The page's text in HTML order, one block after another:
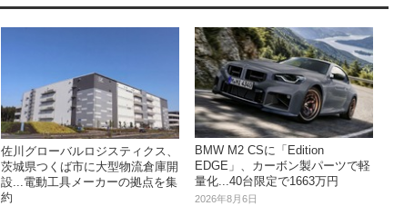
佐川グローバルロジスティクス、
茨城県つくば市に大型物流倉庫開
設...電動工具メーカーの拠点を集
約
BMW M2 CSに「Edition
EDGE」、カーボン製パーツで軽
量化...40台限定で1663万円
2026年8月6日